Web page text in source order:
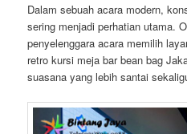
Dalam sebuah acara modern,
sering menjadi perhatian utama.
penyelenggara acara memilih
retro kursi meja bar bean bag
suasana yang lebih santai